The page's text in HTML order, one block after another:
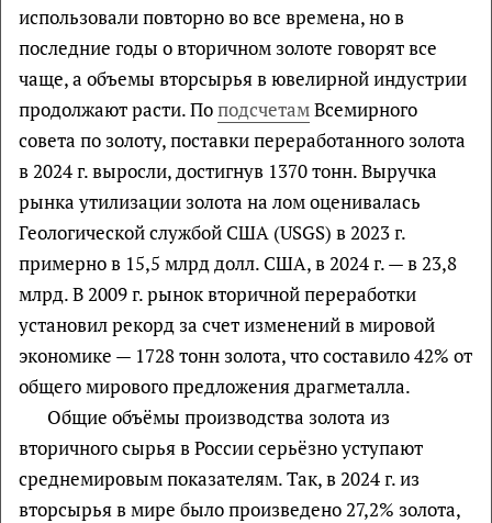
использовали повторно во все времена, но в
последние годы о вторичном золоте говорят все
чаще, а объемы вторсырья в ювелирной индустрии
продолжают расти. ПоподсчетамВсемирного
совета по золоту, поставки переработанного золота
в 2024 г. выросли, достигнув 1370 тонн. Выручка
рынка утилизации золота на лом оценивалась
Геологической службой США (USGS) в 2023 г.
примерно в 15,5 млрд долл. США, в 2024 г. — в 23,8
млрд. В 2009 г. рынок вторичной переработки
установил рекорд за счет изменений в мировой
экономике — 1728 тонн золота, что составило 42% от
общего мирового предложения драгметалла.
Общие объёмы производства золота из
вторичного сырья в России серьёзно уступают
среднемировым показателям. Так, в 2024 г. из
вторсырья в мире было произведено 27,2% золота,